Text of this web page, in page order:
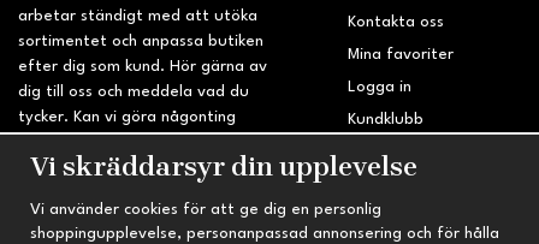
arbetar ständigt med att utöka
sortimentet och anpassa butiken
efter dig som kund. Hör gärna av
dig till oss och meddela vad du
tycker. Kan vi göra någonting
sidan?
Kontakta oss
Mina favoriter
Logga in
Kundklubb
Retur & Reklamation
INFORMATION TRYGG HANDEL
Vi skräddarsyr din upplevelse
Vi använder cookies för att ge dig en personlig
shoppingupplevelse, personanpassad annonsering och för hålla